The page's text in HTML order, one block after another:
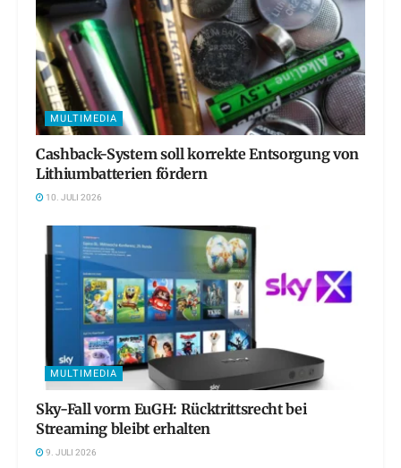
MULTIMEDIA
Cashback-System soll korrekte Entsorgung von
Lithiumbatterien fördern
10. JULI 2026
MULTIMEDIA
Sky-Fall vorm EuGH: Rücktrittsrecht bei
Streaming bleibt erhalten
9. JULI 2026